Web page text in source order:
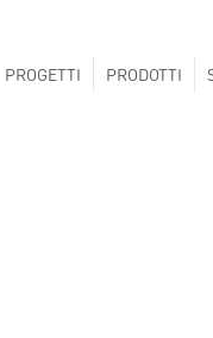
PROGETTI PRODOTTI